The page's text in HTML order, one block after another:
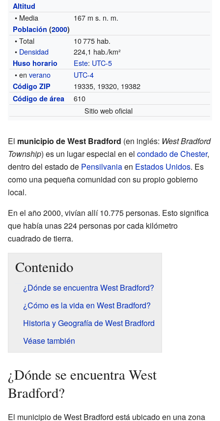
Altitud
• Media 167 m s. n. m.
Población (2000)
• Total
10 775 hab.
• Densidad 224,1 hab./km²
Huso horario Este: UTC-5
• enverano UTC-4
Código ZIP 19335, 19320, 19382
Código de área
610
Sitio web oficial
El municipio de West Bradford (en inglés: West Bradford
Township) es un lugar especial en el condado de Chester,
dentro del estado de Pensilvaniaen Estados Unidos. Es
como una pequeña comunidad con su propio gobierno
local.
En el año 2000, vivían allí 10.775 personas. Esto significa
que había unas 224 personas por cada kilómetro
cuadrado de tierra.
Contenido
¿Dónde se encuentra West Bradford?
¿Cómo es la vida en West Bradford?
Historia y Geografía de West Bradford
Véase también
¿Dónde se encuentra West
Bradford?
El municipio de West Bradford está ubicado en una zona